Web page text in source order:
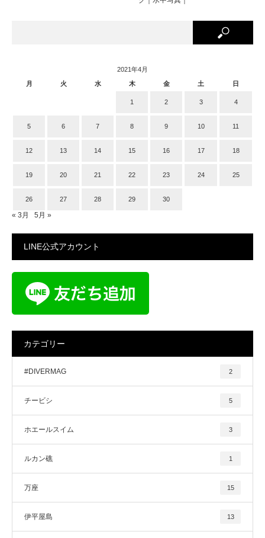
2021年4月
月
火 水 木 金 土 日
1 2 3 4
5 6 7 8 9 10 11
12 13 14 15 16 17 18
19 20 21 22 23 24 25
26 27 28 29 30
« 3月 5月 »
LINE公式アカウント
カテゴリー
#DIVERMAG 2
チービシ 5
ホエールスイム 3
ルカン礁 1
万座 15
伊平屋島 13